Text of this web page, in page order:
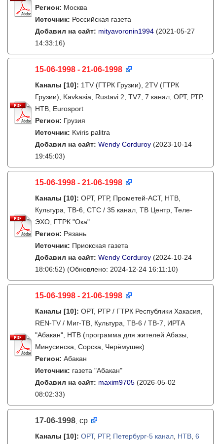
Регион: Москва
Источник: Российская газета
Добавил на сайт: mityavoronin1994 (2021-05-27
14:33:16)
15-06-1998 - 21-06-1998
Каналы [10]: 1TV (ГТРК Грузии), 2TV (ГТРК
Грузии), Kavkasia, Rustavi 2, TV7, 7 канал, ОРТ, РТР,
НТВ, Eurosport
Регион: Грузия
Источник: Kviris palitra
Добавил на сайт: Wendy Corduroy (2023-10-14
19:45:03)
15-06-1998 - 21-06-1998
Каналы [10]: ОРТ, РТР, Прометей-АСТ, НТВ,
Культура, ТВ-6, СТС / 35 канал, ТВ Центр, Теле-
ЭХО, ГТРК "Ока"
Регион: Рязань
Источник: Приокская газета
Добавил на сайт: Wendy Corduroy (2024-10-24
18:06:52) (Обновлено: 2024-12-24 16:11:10)
15-06-1998 - 21-06-1998
Каналы [10]: ОРТ, РТР / ГТРК Республики Хакасия,
REN-TV / Миг-ТВ, Культура, ТВ-6 / ТВ-7, ИРТА
"Абакан", НТВ (программа для жителей Абазы,
Минусинска, Сорска, Черёмушек)
Регион: Абакан
Источник: газета "Абакан"
Добавил на сайт: maxim9705 (2026-05-02
08:02:33)
17-06-1998, ср
Каналы [10]: ОРТ, РТР, Петербург-5 канал НТВ 6